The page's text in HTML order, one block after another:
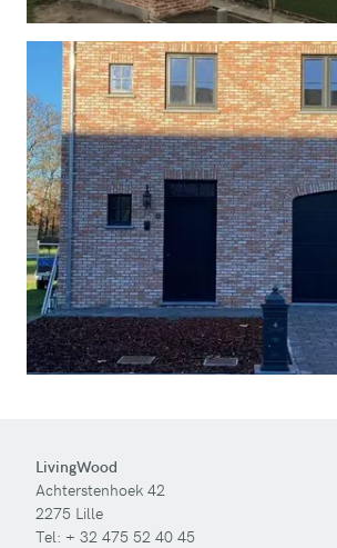
LivingWood
Achterstenhoek 42
2275 Lille
Tel: + 32 475 52 40 45